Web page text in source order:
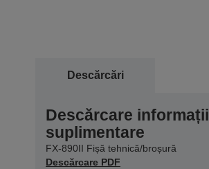
Descărcări
Descărcare informații
suplimentare
FX-890II Fișă tehnică/broșură
Descărcare PDF